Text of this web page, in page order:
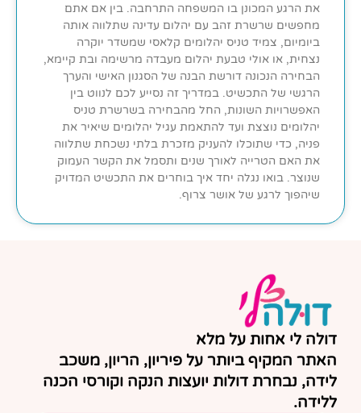
את הרגע המכונן בו המשפחה התרחבה. בין אם אתם
מחפשים שרשרת זהב עם יהלום עדינה שתלווה אותה
ביומיום, צמיד טניס יהלומים קלאסי שמשדר יוקרה
נצחית, או אולי טבעת יהלום מעבדה מרשימה ובת קיימא,
הבחירה הנכונה דורשת הבנה של הסגנון האישי והערך
הרגשי של התכשיט. במדריך זה נסייע לכם לנווט בין
האפשרויות השונות, החל מהבחירה בשרשרת טניס
יהלומים נוצצת ועד להתאמת עגיל יהלומים שיאיר את
פניה, כדי שתוכלו להעניק מזכרת בלתי נשכחת שתלווה
את האם הטרייה לאורך שנים ותסמל את הקשר העמוק
שנוצר. בואו נגלה יחד איך בוחרים את התכשיט המדויק
שיהפוך לרגע של אושר צרוף.
דולה לי אחות על מלא
האתר המקיף ביותר על פיריון, הריון, משכב
לידה, נבחרת דולות יועצות הנקה וקורסי הכנה
ללידה.